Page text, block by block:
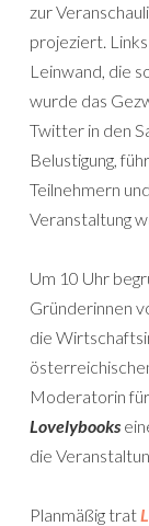
zur
projeziert.
Leinwand, die
wurde das
Twitter in den
Belustigung,
Teilnehmern
Veranstaltung
Um 10 Uhr
Gründerinnen
die
Moderatorin
Lovelybooks
die
Planmäßig trat